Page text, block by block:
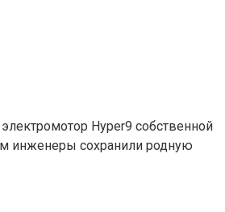
Hyper9 собственной
инженеры сохранили родную